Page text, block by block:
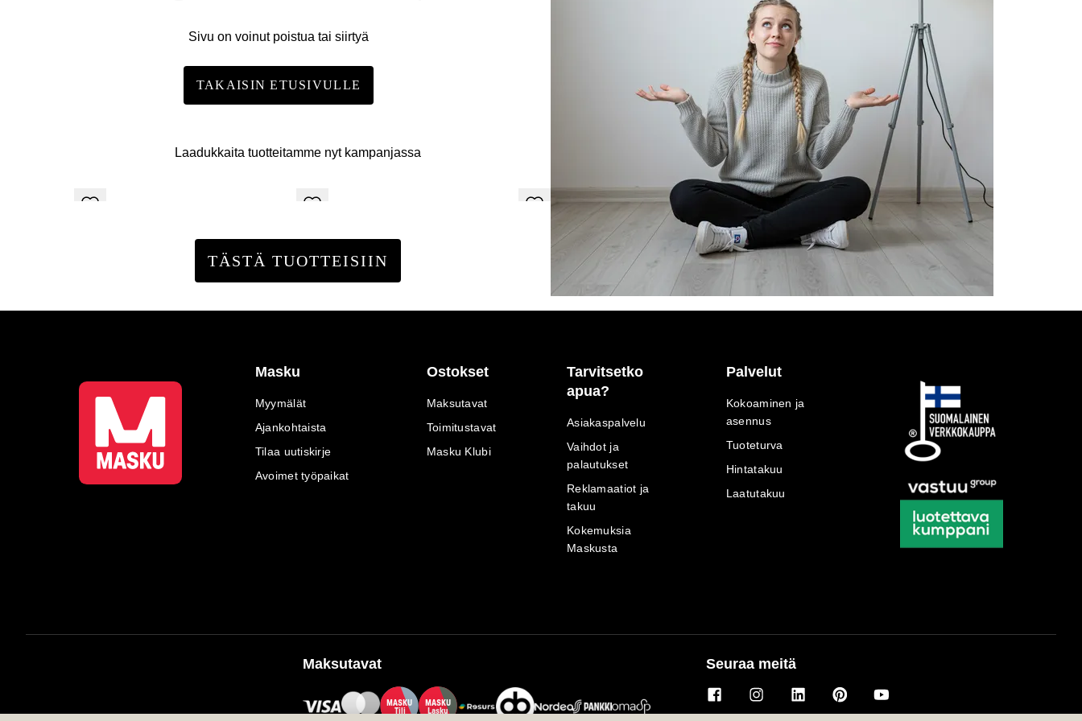
Sivu on voinut poistua tai siirtyä
TAKAISIN ETUSIVULLE
Laadukkaita tuotteitamme nyt kampanjassa
TÄSTÄ TUOTTEISIIN
Masku
Myymälät
Ajankohtaista
Tilaa uutiskirje
Avoimet työpaikat
Ostokset
Maksutavat
Toimitustavat
Masku Klubi
Tarvitsetko
apua?
Asiakaspalvelu
Vaihdot ja
palautukset
Reklamaatiot ja
takuu
Kokemuksia
Maskusta
Palvelut
Kokoaminen ja
asennus
Tuoteturva
Hintatakuu
Laatutakuu
Maksutavat
MASKU
Tili
MASKU
Lasku
Seuraa meitä